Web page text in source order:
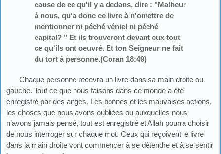
cause de ce qu'il y a dedans, dire : "Malheur
à nous, qu'a donc ce livre à n'omettre de
mentionner ni péché véniel ni péché
capital? " Et ils trouveront devant eux tout
ce qu'ils ont oeuvré. Et ton Seigneur ne fait
du tort à personne.(Coran 18:49)
Chaque personne recevra un livre dans sa main droite ou
gauche. Tout ce que nous faisons dans ce monde a été
enregistré par des anges. Les bonnes et les mauvaises actions,
les choses que nous avons oubliées ou auxquelles nous
n’avons jamais pensé, tout est enregistré et Allah pourra choisir
de nous interroger sur chaque mot. Ceux qui reçoivent le livre
dans la main droite vont commencer à se détendre et à se sentir